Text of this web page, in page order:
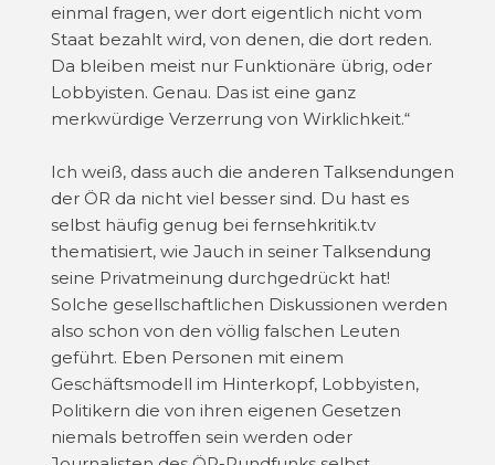
einmal fragen, wer dort eigentlich nicht vom
Staat bezahlt wird, von denen, die dort reden.
Da bleiben meist nur Funktionäre übrig, oder
Lobbyisten. Genau. Das ist eine ganz
merkwürdige Verzerrung von Wirklichkeit.“
Ich weiß, dass auch die anderen Talksendungen
der ÖR da nicht viel besser sind. Du hast es
selbst häufig genug bei fernsehkritik.tv
thematisiert, wie Jauch in seiner Talksendung
seine Privatmeinung durchgedrückt hat!
Solche gesellschaftlichen Diskussionen werden
also schon von den völlig falschen Leuten
geführt. Eben Personen mit einem
Geschäftsmodell im Hinterkopf, Lobbyisten,
Politikern die von ihren eigenen Gesetzen
niemals betroffen sein werden oder